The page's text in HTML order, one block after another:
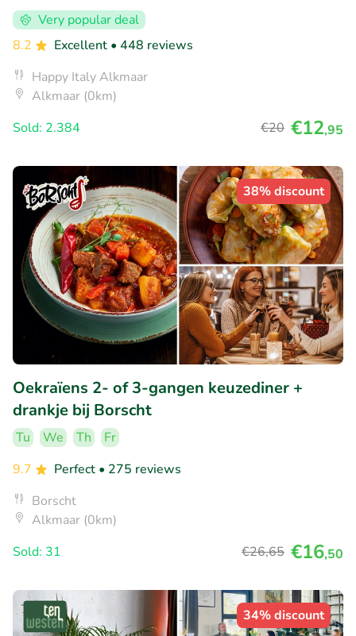
Very popular deal
8.2
Excellent • 448 reviews
Happy Italy Alkmaar
Alkmaar (0km)
Sold: 2.384
€20 €12,95
38% discount
Oekraïens 2- of 3-gangen keuzediner +
drankje bij Borscht
Tu We Th
Fr
9.7
Perfect • 275 reviews
Borscht
Alkmaar (0km)
Sold: 31
€26,65 €16,50
34% discount